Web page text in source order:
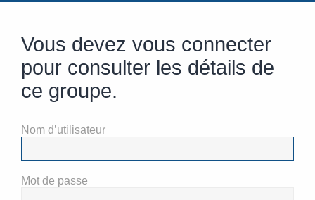
Vous devez vous connecter
pour consulter les détails de
ce groupe.
Nom d’utilisateur
Mot de passe